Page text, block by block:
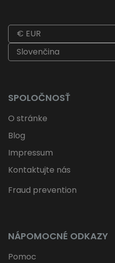
€ EUR
Slovenčina
SPOLOČNOSŤ
O stránke
Blog
Impressum
Kontaktujte nás
Fraud prevention
NÁPOMOCNÉ ODKAZY
Pomoc